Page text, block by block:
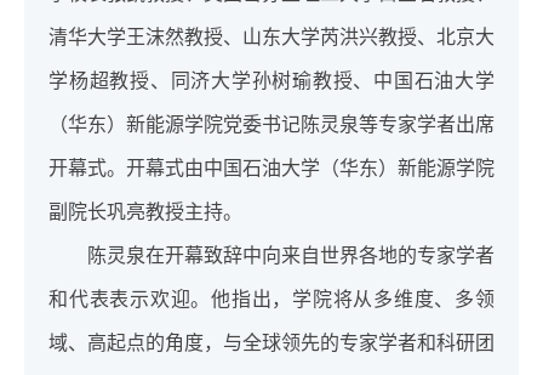
清华大学王沫然教授、山东大学芮洪兴教授、北京大
学杨超教授、同济大学孙树瑜教授、中国石油大学
（华东）新能源学院党委书记陈灵泉等专家学者出席
开幕式。开幕式由中国石油大学（华东）新能源学院
副院长巩亮教授主持。
陈灵泉在开幕致辞中向来自世界各地的专家学者
和代表表示欢迎。他指出，学院将从多维度、多领
域、高起点的角度，与全球领先的专家学者和科研团